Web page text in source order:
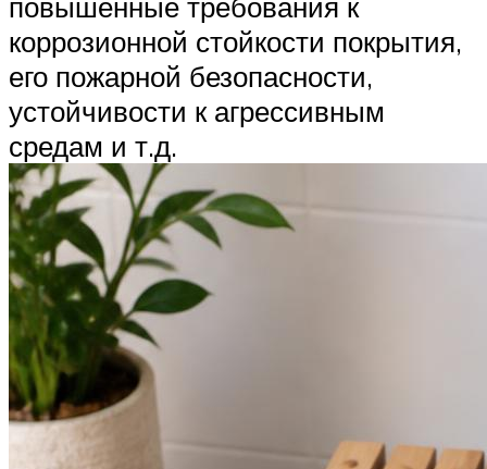
коррозионной стойкости покрытия,
его пожарной безопасности,
устойчивости к агрессивным
средам и т.д.